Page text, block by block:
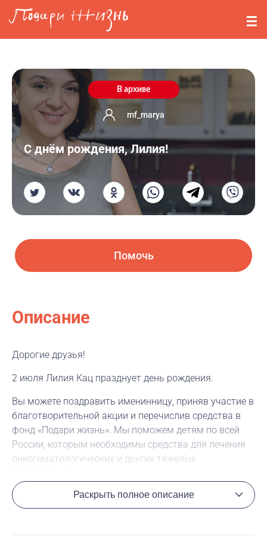
Перейти к основному содержанию
События
Вопросы
Войти
Регистрация
В архиве
mf_marya
С днём рождения, Лилия!
Помочь
Описание
Дорогие друзья!
2 июля Лилия Кац празднует день рождения.
Вы можете поздравить именинницу, приняв участие в
благотворительной акции и перечислив средства в
фонд «Подари жизнь». Мы поможем детям по всей
России, которым необходимы средства для лечения
онкогематологических и других тяжелых
Нажав на кнопку «Помочь», каждый из вас может
перечислить любую сумму в фонд «Подари жизнь» и
Раскрыть полное описание